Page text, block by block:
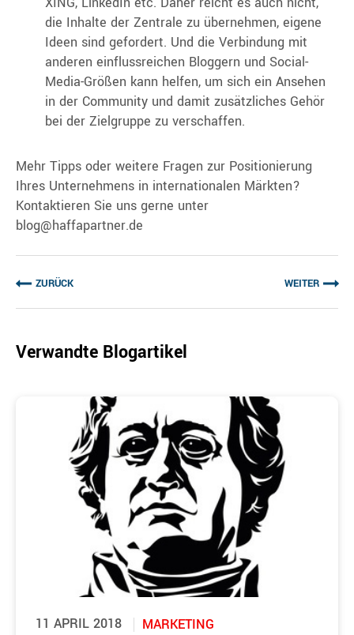
die Inhalte der Zentrale zu übernehmen, eigene
Ideen sind gefordert. Und die Verbindung mit
anderen einflussreichen Bloggern und Social-
Media-Größen kann helfen, um sich ein Ansehen
in der Community und damit zusätzliches Gehör
bei der Zielgruppe zu verschaffen.
Mehr Tipps oder weitere Fragen zur Positionierung
Ihres Unternehmens in internationalen Märkten?
Kontaktieren Sie uns gerne unter
blog@haffapartner.de
ZURÜCK WEITER
Verwandte Blogartikel
11 APRIL 2018 MARKETING